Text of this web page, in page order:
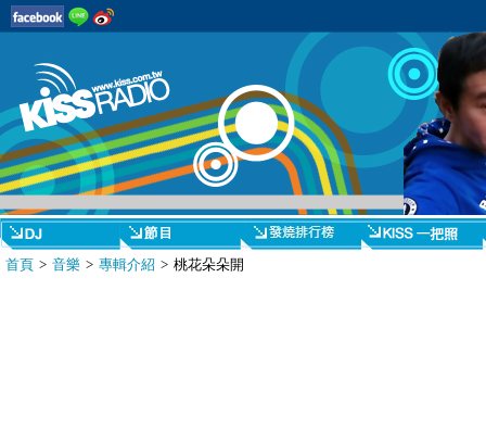
首頁 > 音樂 > 專輯介紹 > 桃花朵朵開